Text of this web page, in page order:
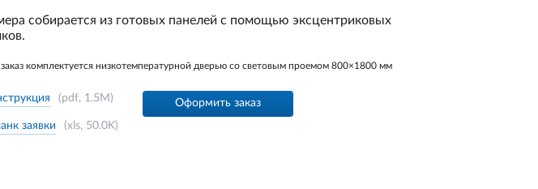
собирается из готовых панелей с помощью эксцентриковых
комплектуется низкотемпературной дверью со световым проемом 800×1800 мм
(pdf, 1.5M)
заявки (xls, 50.0K)
Оформить заказ